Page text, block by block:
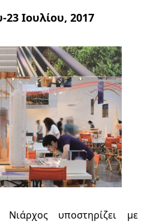
23 Ιουλίου, 2017
υποστηρίζει με